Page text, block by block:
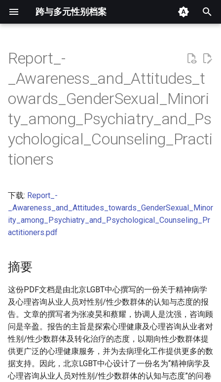
跨与多元性别档案
开
始
搜
索
摘要
其他信息 [Processed Page
Metadata]
正文
Report_-
_Awareness_and_Attitudes_t
owards_GenderSexual_Minori
ty_among_Psychiatry_and_Ps
ychological_Counseling_Practi
tioners
下载: Report_-
_Awareness_and_Attitudes_towards_GenderSexual_Minor
ity_among_Psychiatry_and_Psychological_Counseling_Pr
actitioners.pdf
摘要
这份PDF文档是由北京LGBT中心撰写的一份关于精神病学
及心理咨询从业人员对性别/性少数群体的认知与态度的报
告。文章的撰写者为张凌昊和蔡耀，协调人是沈强，咨询顾
问是辛盈。报告的主旨是探索心理健康及心理咨询从业者对
性别/性少数群体及转化治疗的态度，以期向性少数群体提
供更广泛的心理健康服务，并为去病理化工作提供更多的数
据支持。因此，北京LGBT中心设计了一份名为“精神病学及
心理咨询从业人员对性别/性少数群体的认知与态度”的问卷